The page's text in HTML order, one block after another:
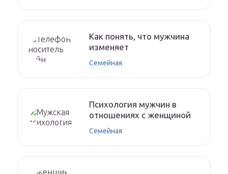
Как понять, что мужчина
изменяет
Семейная
Психология мужчин в
отношениях с женщиной
Семейная